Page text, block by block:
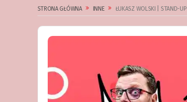
STRONA GŁÓWNA INNE ŁUKASZ WOLSKI | STAND-UP